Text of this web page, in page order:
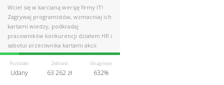
Wciel się w karcianą wersję firmy IT!
Zagrywaj programistów, wzmacniaj ich
kartami wiedzy, podkradaj
pracowników konkurencji działem HR i
sabotuj przeciwnika kartami akcji
Pozostało
Udany
Zebrano
63 262 zł
Osiągnięto
632%